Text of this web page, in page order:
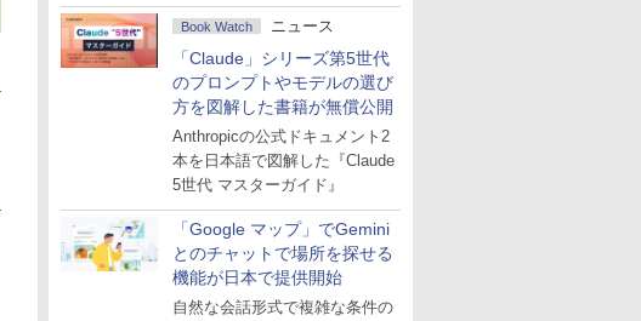
Book Watch ニュース
「Claude」シリーズ第5世代
のプロンプトやモデルの選び
方を図解した書籍が無償公開
Anthropicの公式ドキュメント2
本を日本語で図解した『Claude
5世代 マスターガイド』
「Google マップ」でGemini
とのチャットで場所を探せる
機能が日本で提供開始
自然な会話形式で複雑な条件の